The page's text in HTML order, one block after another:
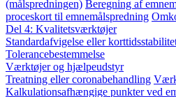
(målspredningen) Beregning af
proceskort til emnemålspredning
Del 4: Kvalitetsværktøjer
Standardafvigelse eller
Tolerancebestemmelse
Værktøjer og hjælpeudstyr
Treatning eller coronabehandling
Kalkulationsafhængige punkter ved